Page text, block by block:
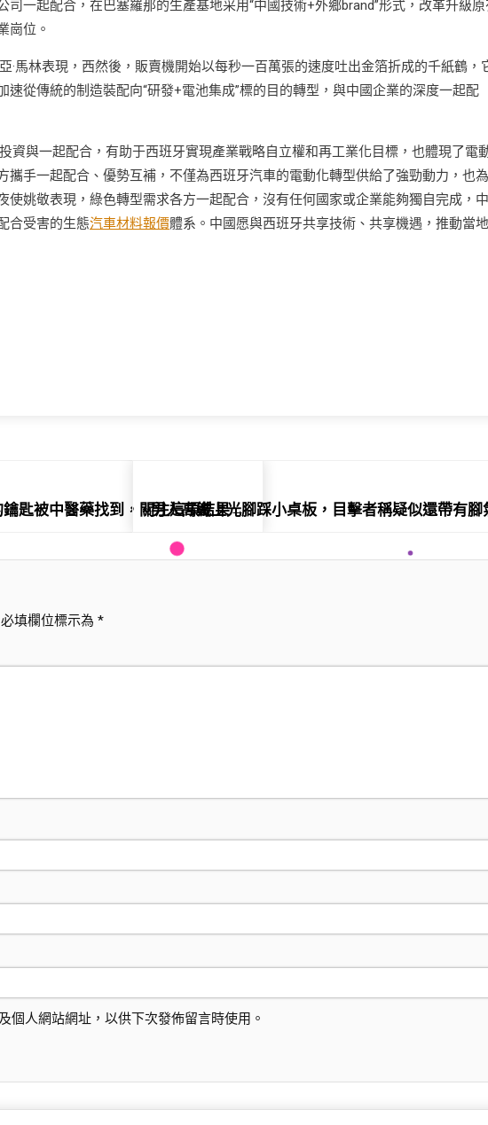
一起配合，在巴塞羅那的生產基地采用“中國技術+外鄉brand”形式，改革升級原
崗位。
·馬林表現，西然後，販賣機開始以每秒一百萬張的速度吐出金箔折成的千紙鶴，
從傳統的制造裝配向“研發+電池集成”標的目的轉型，與中國企業的深度一起配
資與一起配合，有助于西班牙實現產業戰略自立權和再工業化目標，也體現了電
攜手一起配合、優勢互補，不僅為西班牙汽車的電動化轉型供給了強勁動力，也
使姚敬表現，綠色轉型需求各方一起配合，沒有任何國家或企業能夠獨自完成，
合受害的生態汽車材料報價體系。中國愿與西班牙共享技術、共享機遇，推動當
鑰匙被中醫藥找到，關注這項結果→男人高鐵上光腳踩小桌板，目擊者稱疑似還帶有
必填欄位標示為 *
個人網站網址，以供下次發佈留言時使用。